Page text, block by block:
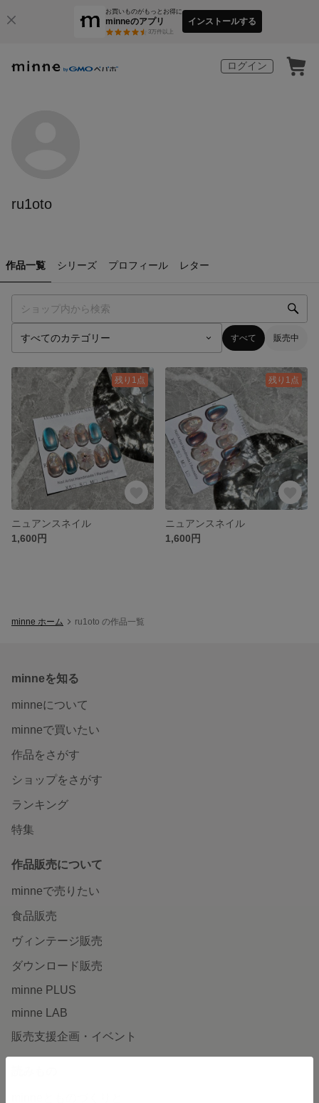
お買いものがもっとお得に
minneのアプリ
3万件以上
インストールする
ログイン
ru1oto
作品一覧 シリーズ プロフィール レター
すべて 販売中
残り1点
ニュアンスネイル
1,600円
残り1点
ニュアンスネイル
1,600円
minne ホーム ru1oto の作品一覧
minneを知る
minneについて
minneで買いたい
作品をさがす
ショップをさがす
ランキング
特集
作品販売について
minneで売りたい
食品販売
ヴィンテージ販売
ダウンロード販売
minne PLUS
minne LAB
販売支援企画・イベント